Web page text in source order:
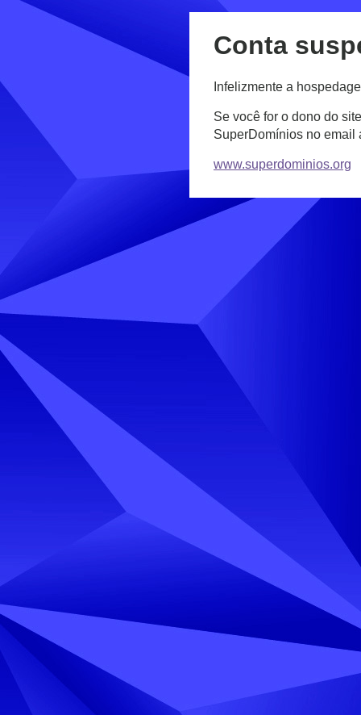
Conta
Infelizmente a
Se você for o dono do
SuperDomínios no email
www.superdominios.org